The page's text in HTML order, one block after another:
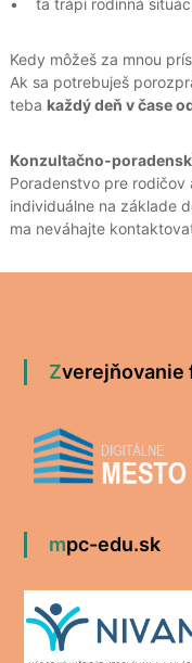
• ťa trápi rodinná
Kedy môžeš za mnou
Ak sa potrebuješ
teba každý deň v čase
Konzultačno-
Poradenstvo pre
individuálne na základe
ma neváhajte
mpc-edu.sk